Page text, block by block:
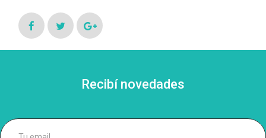
Recibí novedades